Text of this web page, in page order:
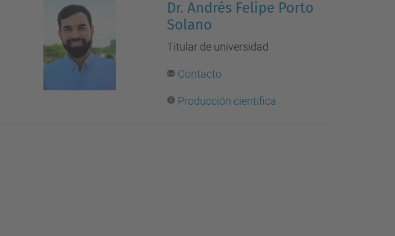
Dr. Andrés Felipe Porto
Solano
Titular de universidad
Contacto
Producción científica